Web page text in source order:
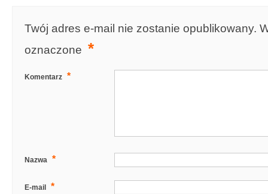
Twój adres e-mail nie zostanie opublikowany.
oznaczone *
Komentarz *
Nazwa *
E-mail *